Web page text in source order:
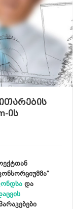
ის
და